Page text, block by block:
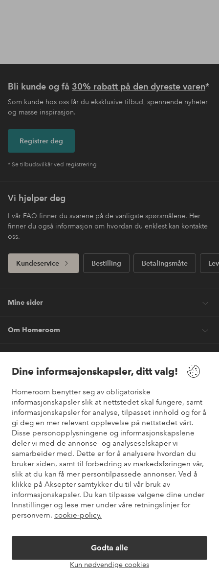
Dine informsajonskapsler, ditt valg!
Homeroom benytter seg av obligatoriske
informasjonskapsler slik at nettstedet skal fungere, samt
informasjonskapsler for analyse, tilpasset innhold og for å
gi deg en mer relevant opplevelse på nettstedet vårt.
Disse personopplysningene og informasjonskapslene
deler vi med de annonse- og analyseselskaper vi
samarbeider med. Dette er for å analysere hvordan du
bruker siden, samt til forbedring av markedsføringen vår,
slik at du kan få mer persontilpassede annonser. Ved å
klikke på Aksepter samtykker du til vår bruk av
informasjonskapsler. Du kan tilpasse valgene dine under
Innstillinger og lese mer under våre retningslinjer for
personvern. cookie-policy.
Godta alle
Kun nødvendige cookies
Bli kunde og få 30% rabatt på den dyreste varen*
Som kunde hos oss får du eksklusive tilbud, spennende nyheter
og masse inspirasjon.
Registrer deg
* Se tilbudsvilkår ved registrering
Vi hjelper deg
I vår FAQ finner du svarene på de vanligste spørsmålene. Her
finner du også informasjon om hvordan du enklest kan kontakte
oss.
Kundeservice Bestilling Betalingsmåte
Mine sider
Om Homeroom
Venner
Sikre betalinger
Vil du vite mer om våre betalingsalternativer?
elpy